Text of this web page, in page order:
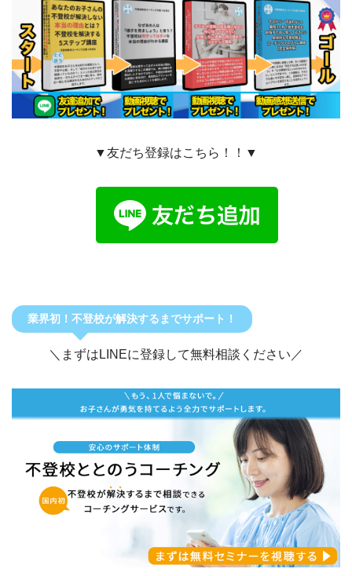
▼友だち登録はこちら！！▼
業界初！不登校が解決するまでサポート！
＼まずはLINEに登録して無料相談ください／